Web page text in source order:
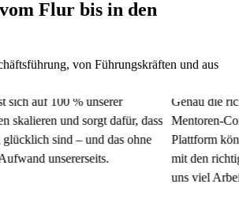
Flur bis in den
von Führungskräften und aus
auf 100 % unserer
und sorgt dafür, dass
sind – und das ohne
unsererseits.
Genau die
Mentoren-
Plattform
mit den
uns viel Arbeit